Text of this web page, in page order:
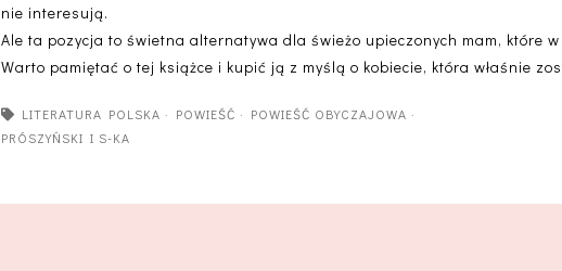
nie interesują.
Ale ta pozycja to świetna alternatywa dla świeżo upieczonych mam, które
Warto pamiętać o tej książce i kupić ją z myślą o kobiecie, która właśnie
LITERATURA POLSKA · POWIEŚĆ · POWIEŚĆ OBYCZAJOWA ·
PRÓSZYŃSKI I S-KA